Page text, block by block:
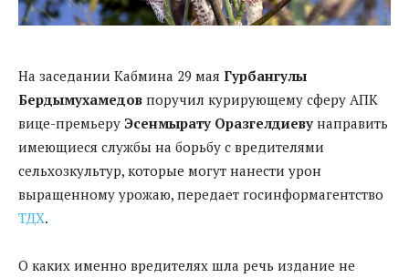
На заседании Кабмина 29 мая Гурбангулы
Бердымухамедов поручил курирующему сферу АПК
вице-премьеру Эсенмырату Оразгелдиеву направить
имеющиеся службы на борьбу с вредителями
сельхозкультур, которые могут нанести урон
выращенному урожаю, передает госинформагентство
ТДХ.
О каких именно вредителях шла речь издание не